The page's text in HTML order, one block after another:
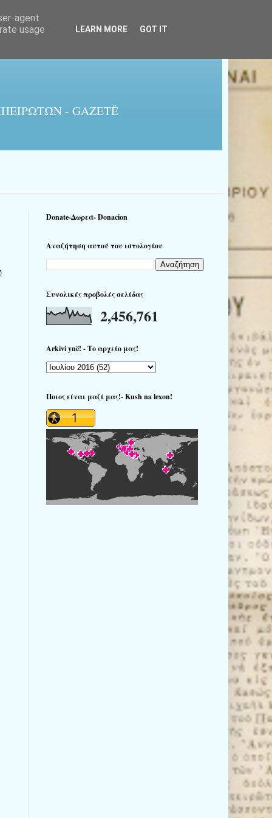
- GAZETË
Donate-Δωρεά- Donacion
Αναζήτηση αυτού του ιστολογίου
Συνολικές προβολές σελίδας
2,456,761
Arkivi ynë! - Το αρχείο μας!
Ποιος είναι μαζί μας!- Kush na lexon!
agent
usage
LEARN MORE GOT IT